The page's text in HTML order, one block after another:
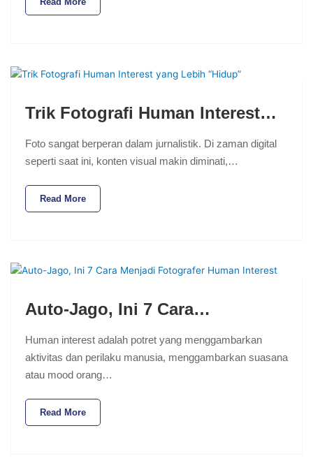
Trik Fotografi Human Interest…
Foto sangat berperan dalam jurnalistik. Di zaman digital
seperti saat ini, konten visual makin diminati,…
Read More
Auto-Jago, Ini 7 Cara…
Human interest adalah potret yang menggambarkan
aktivitas dan perilaku manusia, menggambarkan suasana
atau mood orang…
Read More